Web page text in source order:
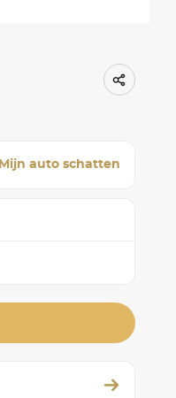
Mijn auto schatten